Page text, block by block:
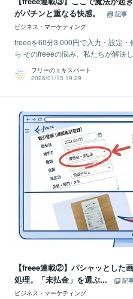
がパチンと重なる快感。
記事
ビジネス・マーケティング
freeeを60分3,000円で入力・設定
ら そのfreeeの悩み、私たちが解決
フリーのエキスパート
2026/01/15 19:29
【freee連載②】パシャッとした
処理。「未払金」を選ぶ...
記
ビジネス・マーケティング